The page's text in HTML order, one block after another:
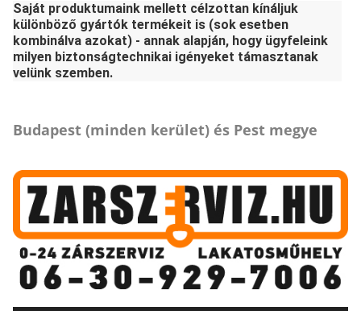
Saját produktumaink mellett célzottan kínáljuk
különböző gyártók termékeit is (sok esetben
kombinálva azokat) - annak alapján, hogy ügyfeleink
milyen biztonságtechnikai igényeket támasztanak
velünk szemben.
Budapest (minden kerület) és Pest megye